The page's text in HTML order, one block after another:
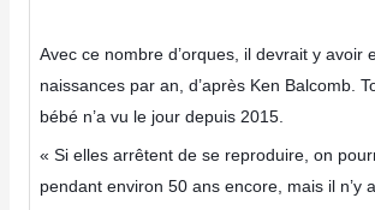
Avec ce nombre d’orques, il devrait y avoir
naissances par an, d’après Ken Balcomb.
bébé n’a vu le jour depuis 2015.
« Si elles arrêtent de se reproduire, on
pendant environ 50 ans encore, mais il n’y